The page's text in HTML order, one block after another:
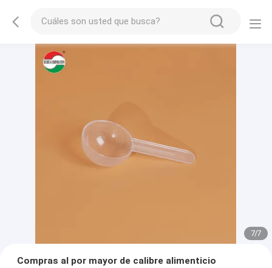
7/7
Compras al por mayor de calibre alimenticio